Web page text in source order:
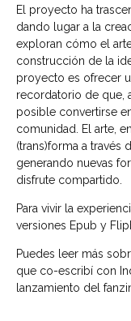
El proyecto ha
dando lugar a la
exploran cómo el
construcción de la
proyecto es ofrecer
recordatorio de que,
posible convertirse
comunidad. El arte,
(trans)forma a través
generando nuevas
disfrute compartido.
Para vivir la
versiones Epub y
Puedes leer más
que co-escribí con
lanzamiento del